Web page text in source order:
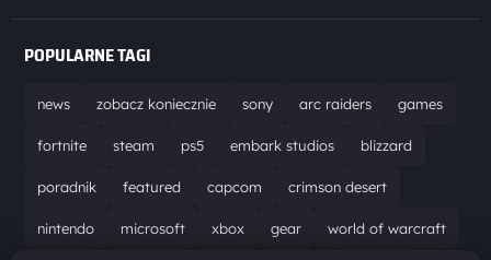
POPULARNE TAGI
news zobacz koniecznie sony arc raiders games
fortnite steam ps5 embark studios blizzard
poradnik featured capcom crimson desert
nintendo microsoft xbox gear world of warcraft